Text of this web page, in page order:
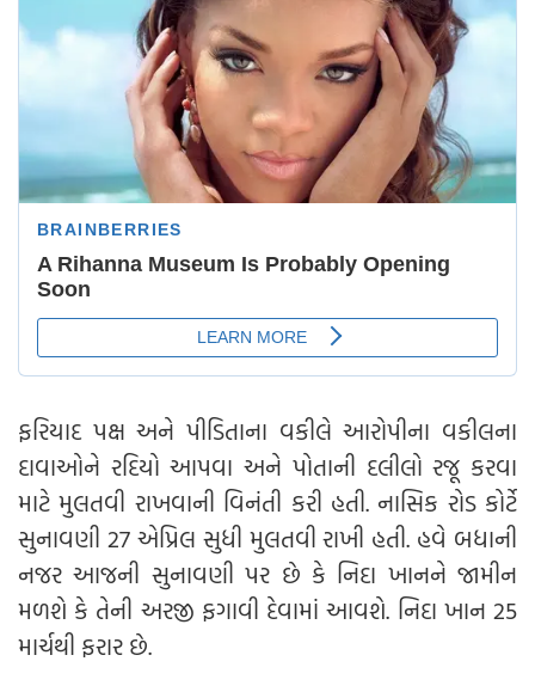
ફરિયાદ પક્ષ અને પીડિતાના વકીલે આરોપીના વકીલના
દાવાઓને રદિયો આપવા અને પોતાની દલીલો રજૂ કરવા
માટે મુલતવી રાખવાની વિનંતી કરી હતી. નાસિક રોડ કોર્ટે
સુનાવણી 27 એપ્રિલ સુધી મુલતવી રાખી હતી. હવે બધાની
નજર આજની સુનાવણી પર છે કે નિદા ખાનને જામીન
મળશે કે તેની અરજી ફગાવી દેવામાં આવશે. નિદા ખાન 25
માર્ચથી ફરાર છે.